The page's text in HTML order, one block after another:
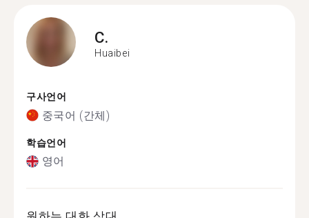
C.
Huaibei
구사언어
중국어 (간체)
학습언어
영어